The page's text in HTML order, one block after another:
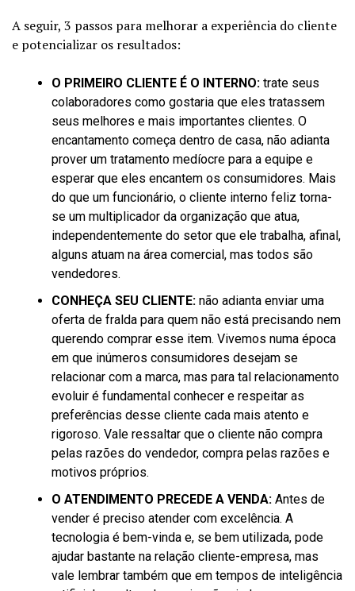
A seguir, 3 passos para melhorar a experiência do cliente
e potencializar os resultados:
O PRIMEIRO CLIENTE É O INTERNO: trate seus
colaboradores como gostaria que eles tratassem
seus melhores e mais importantes clientes. O
encantamento começa dentro de casa, não adianta
prover um tratamento medíocre para a equipe e
esperar que eles encantem os consumidores. Mais
do que um funcionário, o cliente interno feliz torna-
se um multiplicador da organização que atua,
independentemente do setor que ele trabalha, afinal,
alguns atuam na área comercial, mas todos são
vendedores.
CONHEÇA SEU CLIENTE: não adianta enviar uma
oferta de fralda para quem não está precisando nem
querendo comprar esse item. Vivemos numa época
em que inúmeros consumidores desejam se
relacionar com a marca, mas para tal relacionamento
evoluir é fundamental conhecer e respeitar as
preferências desse cliente cada mais atento e
rigoroso. Vale ressaltar que o cliente não compra
pelas razões do vendedor, compra pelas razões e
motivos próprios.
O ATENDIMENTO PRECEDE A VENDA: Antes de
vender é preciso atender com excelência. A
tecnologia é bem-vinda e, se bem utilizada, pode
ajudar bastante na relação cliente-empresa, mas
vale lembrar também que em tempos de inteligência